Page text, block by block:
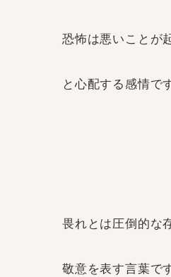
恐怖は悪いことが
と心配する感情で
畏れとは圧倒的な
敬意を表す言葉で